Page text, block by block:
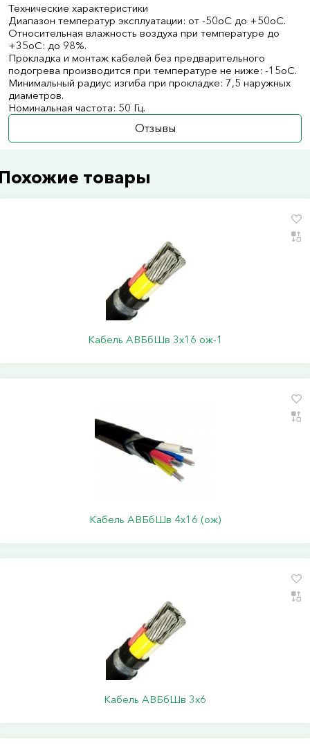
Технические характеристики
Диапазон температур эксплуатации: от -50оС до +50оС.
Относительная влажность воздуха при температуре до
+35оС: до 98%.
Прокладка и монтаж кабелей без предварительного
подогрева производится при температуре не ниже: -15оС.
Минимальный радиус изгиба при прокладке: 7,5 наружных
диаметров.
Номинальная частота: 50 Гц.
Отзывы
товары
Кабель АВБбШв 3х16 ож-1
Кабель АВБбШв 4х16 (ож)
Кабель АВБбШв 3х6